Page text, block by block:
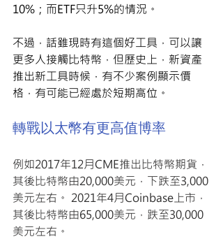
10%；而ETF只升5%的情況。
不過，話雖現時有這個好工具，可以讓
更多人接觸比特幣，但歷史上，新資產
推出新工具時候，有不少案例顯示價
格，有可能已經處於短期高位。
轉戰以太幣有更高值博率
例如2017年12月CME推出比特幣期貨，
其後比特幣由20,000美元，下跌至3,000
美元左右。 2021年4月Coinbase上市，
其後比特幣由65,000美元，跌至30,000
美元左右。